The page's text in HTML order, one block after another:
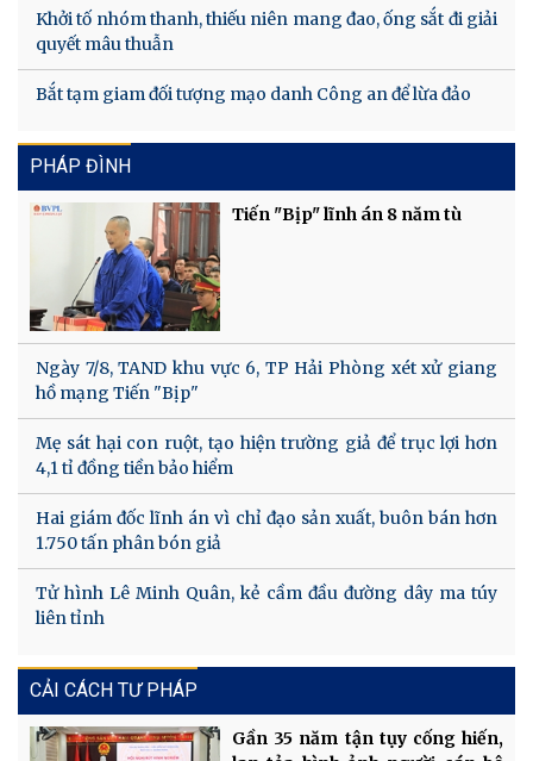
Khởi tố nhóm thanh, thiếu niên mang đao, ống sắt đi giải
quyết mâu thuẫn
Bắt tạm giam đối tượng mạo danh Công an để lừa đảo
PHÁP ĐÌNH
Tiến "Bịp" lĩnh án 8 năm tù
Ngày 7/8, TAND khu vực 6, TP Hải Phòng xét xử giang
hồ mạng Tiến "Bịp"
Mẹ sát hại con ruột, tạo hiện trường giả để trục lợi hơn
4,1 tỉ đồng tiền bảo hiểm
Hai giám đốc lĩnh án vì chỉ đạo sản xuất, buôn bán hơn
1.750 tấn phân bón giả
Tử hình Lê Minh Quân, kẻ cầm đầu đường dây ma túy
liên tỉnh
CẢI CÁCH TƯ PHÁP
Gần 35 năm tận tụy cống hiến,